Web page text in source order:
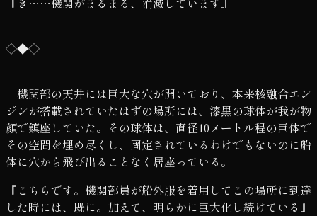
◇◆◇
機関部の天井には巨大な穴が開いており、本来核融合エン
ジンが搭載されていたはずの場所には、漆黒の球体が我が物
顔で鎮座していた。その球体は、直径10メートル程の巨体で
その空間を埋め尽くし、固定されているわけでもないのに船
体に穴から飛び出ることなく居座っている。
『こちらです。機関部員が船外服を着用してこの場所に到達
した時には、既に。加えて、明らかに巨大化し続けている』